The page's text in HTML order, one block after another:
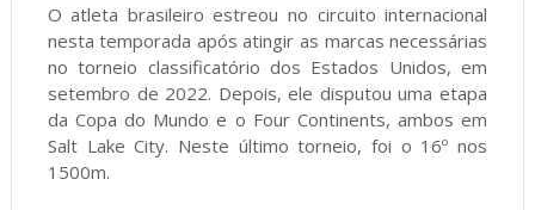
O atleta brasileiro estreou no circuito internacional
nesta temporada após atingir as marcas necessárias
no torneio classificatório dos Estados Unidos, em
setembro de 2022. Depois, ele disputou uma etapa
da Copa do Mundo e o Four Continents, ambos em
Salt Lake City. Neste último torneio, foi o 16º nos
1500m.